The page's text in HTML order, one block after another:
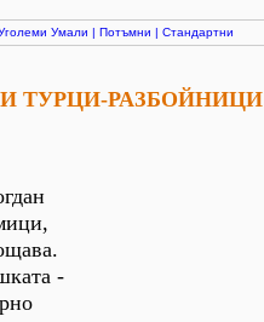
Умали | Потъмни | Стандартни
ТУРЦИ-РАЗБОЙНИЦИ
-